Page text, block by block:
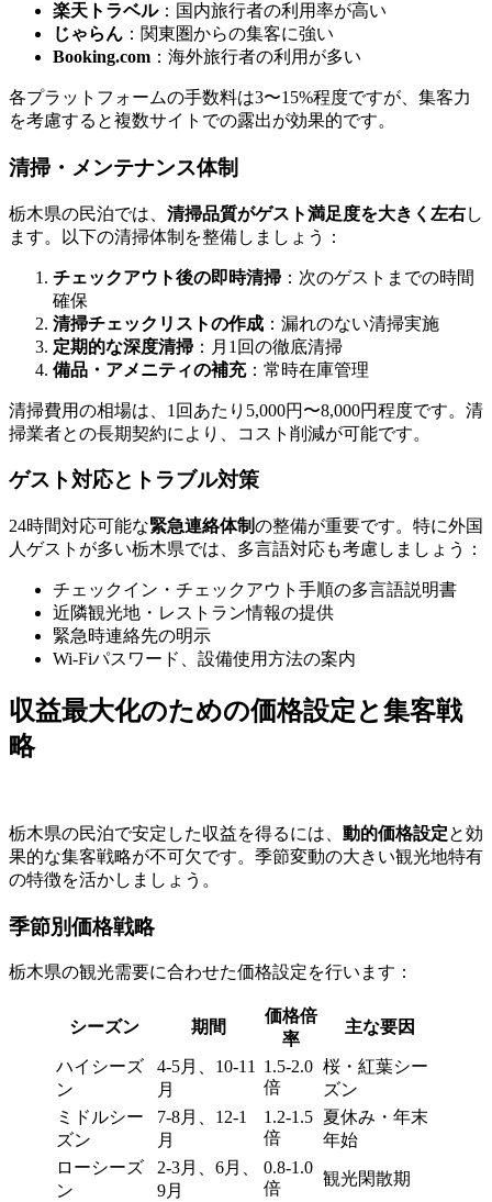
楽天トラベル：国内旅行者の利用率が高い
じゃらん ：関東圏からの集客に強い
Booking.com ：海外旅行者の利用が多い
各プラットフォームの手数料は3〜15%程度ですが、集客力
を考慮すると複数サイトでの露出が効果的です。
清掃・メンテナンス体制
栃木県の民泊では、 清掃品質がゲスト満足度を大きく左右し
ます。以下の清掃体制を整備しましょう：
チェックアウト後の即時清掃 ：次のゲストまでの時間
確保
清掃チェックリストの作成 ：漏れのない清掃実施
定期的な深度清掃 ：月1回の徹底清掃
備品・アメニティの補充：常時在庫管理
清掃費用の相場は、1回あたり5,000円〜8,000円程度です。清
掃業者との長期契約により、コスト削減が可能です。
ゲスト対応とトラブル対策
24時間対応可能な緊急連絡体制の整備が重要です。特に外国
人ゲストが多い栃木県では、多言語対応も考慮しましょう：
チェックイン・チェックアウト手順の多言語説明書
近隣観光地・レストラン情報の提供
緊急時連絡先の明示
Wi-Fiパスワード、設備使用方法の案内
収益最大化のための価格設定と集客戦
略
栃木県の民泊で安定した収益を得るには、 動的価格設定と効
果的な集客戦略が不可欠です。季節変動の大きい観光地特有
の特徴を活かしましょう。
季節別価格戦略
栃木県の観光需要に合わせた価格設定を行います：
シーズン 期間
価格倍
率
主な要因
ハイシーズ
ン
4-5月、10-11
月
1.5-2.0
倍
桜・紅葉シー
ズン
ミドルシー
ズン
7-8月、12-1
月
1.2-1.5
倍
夏休み・年末
年始
ローシーズ
ン
2-3月、6月、
9月
0.8-1.0
倍
観光閑散期